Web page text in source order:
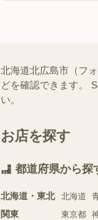
北海道北広島市（フ
どを確認できます。
い。
お店を探す
都道府県から探
北海道・東北 北海道
関東 東京都